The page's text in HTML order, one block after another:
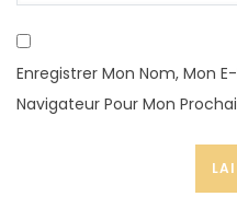
Enregistrer Mon Nom, Mon
Navigateur Pour Mon